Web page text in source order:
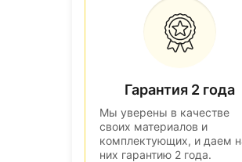
Гарантия 2 года
Мы уверены в качестве
своих материалов и
комплектующих, и даем
них гарантию 2 года.